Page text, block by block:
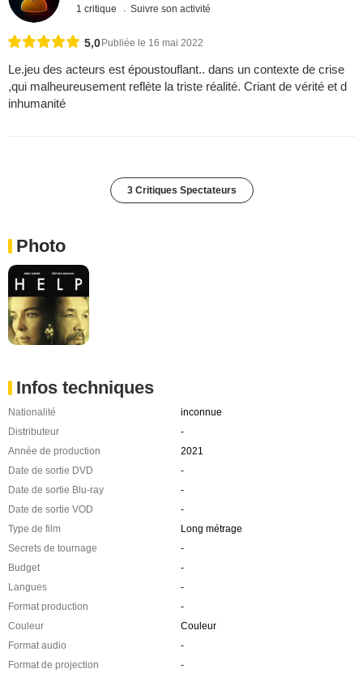
1 critique Suivre son activité
5,0Publiée le 16 mai 2022
Le.jeu des acteurs est époustouflant.. dans un contexte de crise
,qui malheureusement reflète la triste réalité. Criant de vérité et d
inhumanité
3 Critiques Spectateurs
Photo
Infos techniques
Nationalité
inconnue
Distributeur
-
Année de production
2021
Date de sortie DVD
-
Date de sortie Blu-ray
-
Date de sortie VOD
-
Type de film
Long métrage
Secrets de tournage
-
Budget
-
Langues
-
Format production
-
Couleur
Couleur
Format audio
-
Format de projection
-